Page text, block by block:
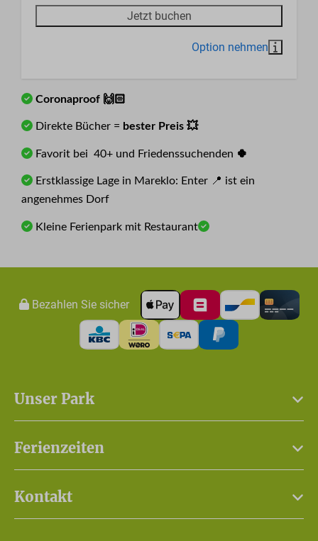
Jetzt buchen
Coronaproof 🙌🏻
Direkte Bücher = bester Preis 💥
Favorit bei 40+ und Friedenssuchenden 🍀
Erstklassige Lage in Mareklo: Enter 📍 ist ein
angenehmes Dorf
Kleine Ferienpark mit Restaurant
Bezahlen Sie sicher
Unser Park
Ferienzeiten
Kontakt